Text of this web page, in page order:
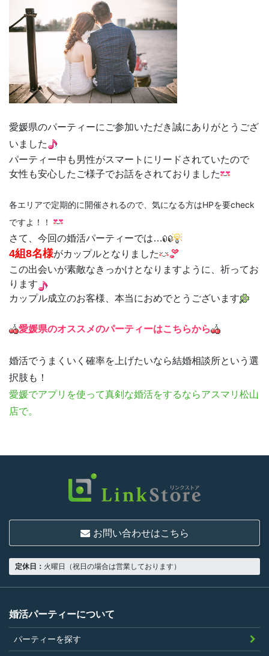
愛媛県のパーティーにご参加いただき誠にありがとうござ
いました
パーティー中も男性がスマートにリードされていたので
女性も安心したご様子でお話をされておりました
各エリアで定期的に開催されるので、気になる方はHPを要check
ですよ！！
さて、今回の婚活パーティーでは…
4組8名様がカップルとなりました
この出会いが素敵なきっかけとなりますように、祈ってお
ります
カップル成立のお客様、本当におめでとうございます
愛媛県のオススメのパーティーはこちらから
婚活でうまくいく確率を上げたいなら結婚相談所という選
択肢も！
愛媛でアプリを使って真剣な婚活をするならアスマリ松山
店で。
お問い合わせはこちら
定休日： 火曜日（祝日の場合は営業しております）
婚活パーティーについて
パーティーを探す